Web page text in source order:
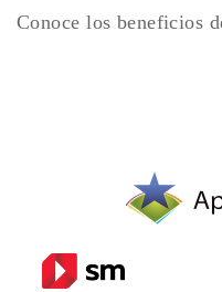
Conoce los beneficios